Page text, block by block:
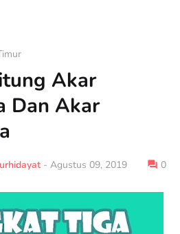
Akar
Dan Akar
- Agustus 09, 2019 0